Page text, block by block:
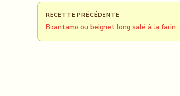
RECETTE PRÉCÉDENTE
Boantamo ou beignet long salé à la farin…